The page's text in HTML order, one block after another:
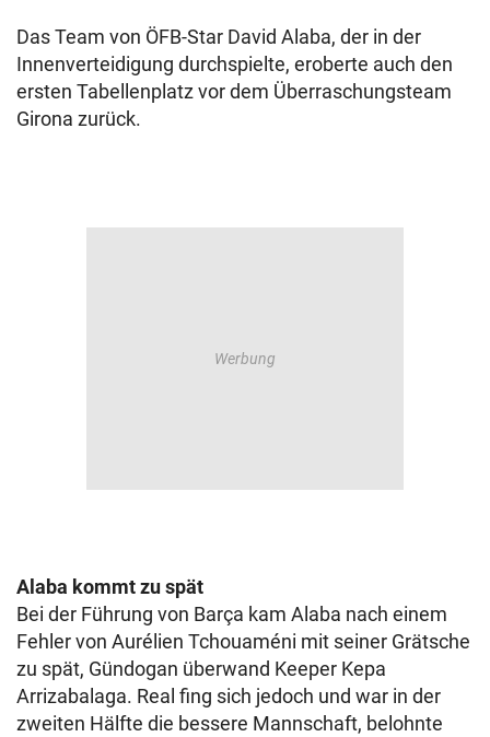
Das Team von ÖFB-Star David Alaba, der in der
Innenverteidigung durchspielte, eroberte auch den
ersten Tabellenplatz vor dem Überraschungsteam
Girona zurück.
Alaba kommt zu spät
Bei der Führung von Barça kam Alaba nach einem
Fehler von Aurélien Tchouaméni mit seiner Grätsche
zu spät, Gündogan überwand Keeper Kepa
Arrizabalaga. Real fing sich jedoch und war in der
zweiten Hälfte die bessere Mannschaft, belohnte